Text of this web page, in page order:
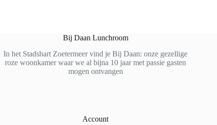
Bij Daan Lunchroom
In het Stadshart Zoetermeer vind je Bij Daan: onze gezellige
roze woonkamer waar we al bijna 10 jaar met passie gasten
mogen ontvangen
Account